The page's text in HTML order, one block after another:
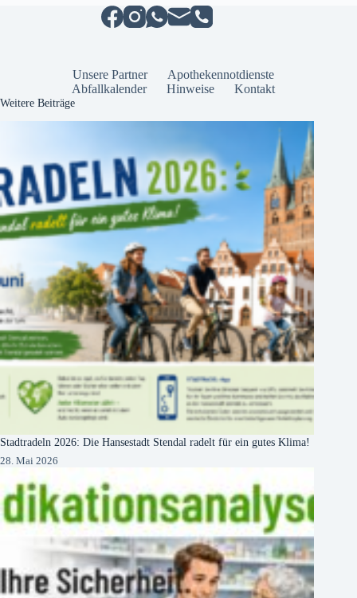
„Wirtschaftspreis
Altmark”
bewegt
Unsere Partner
Apothekennotdienste
Abfallkalender
Hinweise Kontakt
Weitere Beiträge
Stadtradeln 2026: Die Hansestadt Stendal radelt für ein gutes Klima!
28. Mai 2026